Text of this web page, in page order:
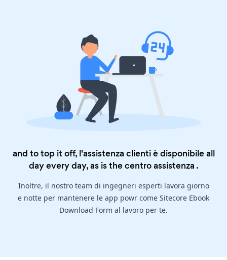
and to top it off, l'assistenza clienti è disponibile all
day every day, as is thecentro assistenza .
Inoltre, il nostro team di ingegneri esperti lavora giorno
e notte per mantenere le app powr come Sitecore Ebook
Download Form al lavoro per te.